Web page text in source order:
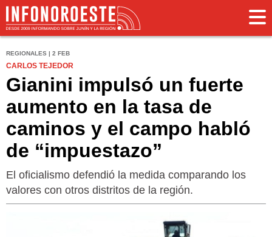
REGIONALES | 2 FEB
CARLOS TEJEDOR
Gianini impulsó un fuerte
aumento en la tasa de
caminos y el campo habló
de “impuestazo”
El oficialismo defendió la medida comparando los
valores con otros distritos de la región.